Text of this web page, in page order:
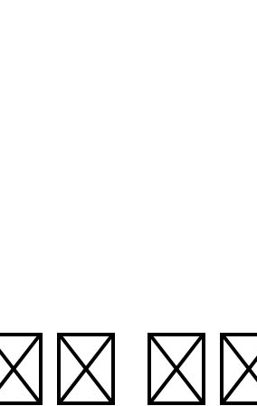
를 받